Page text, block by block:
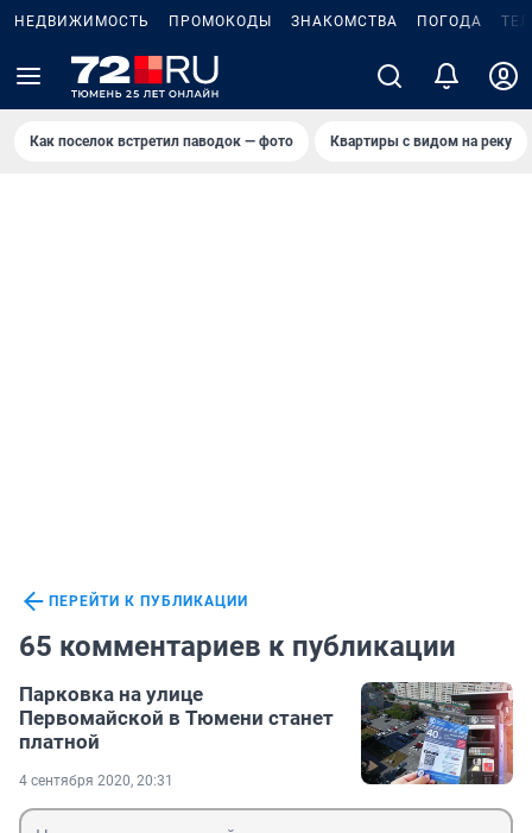
НЕДВИЖИМОСТЬ ПРОМОКОДЫ ЗНАКОМСТВА ПОГОДА
Как поселок встретил паводок — фото Квартиры с видом на реку
ПЕРЕЙТИ К ПУБЛИКАЦИИ
65 комментариев к публикации
Парковка на улице
Первомайской в Тюмени станет
платной
4 сентября 2020, 20:31